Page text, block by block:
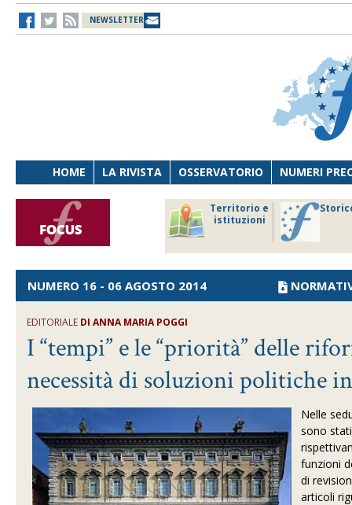
NEWSLETTER
HOME LA RIVISTA OSSERVATORIO NUMERI
Territorio e
istituzioni
NUMERO 16 - 06 AGOSTO 2014
EDITORIALE DI ANNA MARIA POGGI
I “tempi” e le “priorità” delle
necessità di soluzioni politiche
Nelle
sono
funzioni
di
articoli